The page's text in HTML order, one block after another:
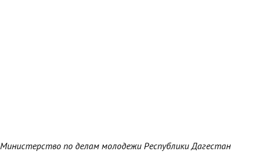
Министерство по делам молодежи Республики Дагестан